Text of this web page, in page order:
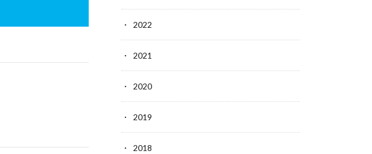
2022
2021
2020
2019
2018